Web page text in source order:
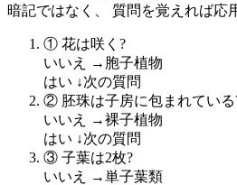
暗記ではなく、 質問を覚えれば応
① 花は咲く?
いいえ → 胞子植物
はい ↓次の質問
② 胚珠は子房に包まれている
いいえ →裸子植物
はい ↓次の質問
③ 子葉は2枚?
いいえ →単子葉類